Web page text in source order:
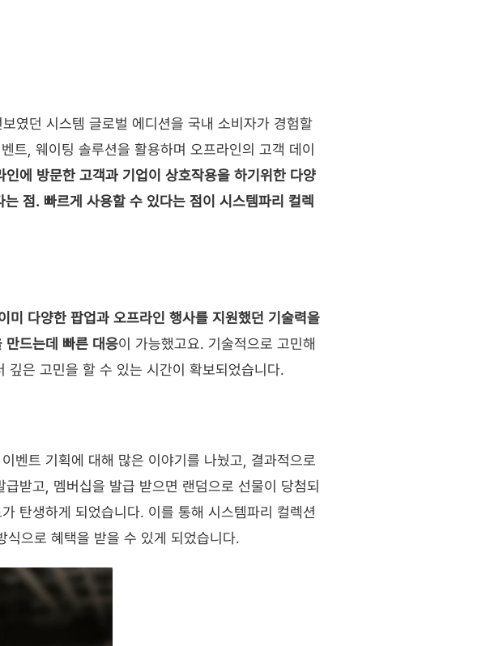
였던 시스템 글로벌 에디션을 국내 소비자가 경험할
트, 웨이팅 솔루션을 활용하며 오프라인의 고객 데이
인에 방문한 고객과 기업이 상호작용을 하기위한 다양
점. 빠르게 사용할 수 있다는 점이 시스템파리 컬렉
미 다양한 팝업과 오프라인 행사를 지원했던 기술력을
만드는데 빠른 대응이 가능했고요. 기술적으로 고민해
은 고민을 할 수 있는 시간이 확보되었습니다.
벤트 기획에 대해 많은 이야기를 나눴고, 결과적으로
받고, 멤버십을 발급 받으면 랜덤으로 선물이 당첨되
탄생하게 되었습니다. 이를 통해 시스템파리 컬렉션
으로 혜택을 받을 수 있게 되었습니다.